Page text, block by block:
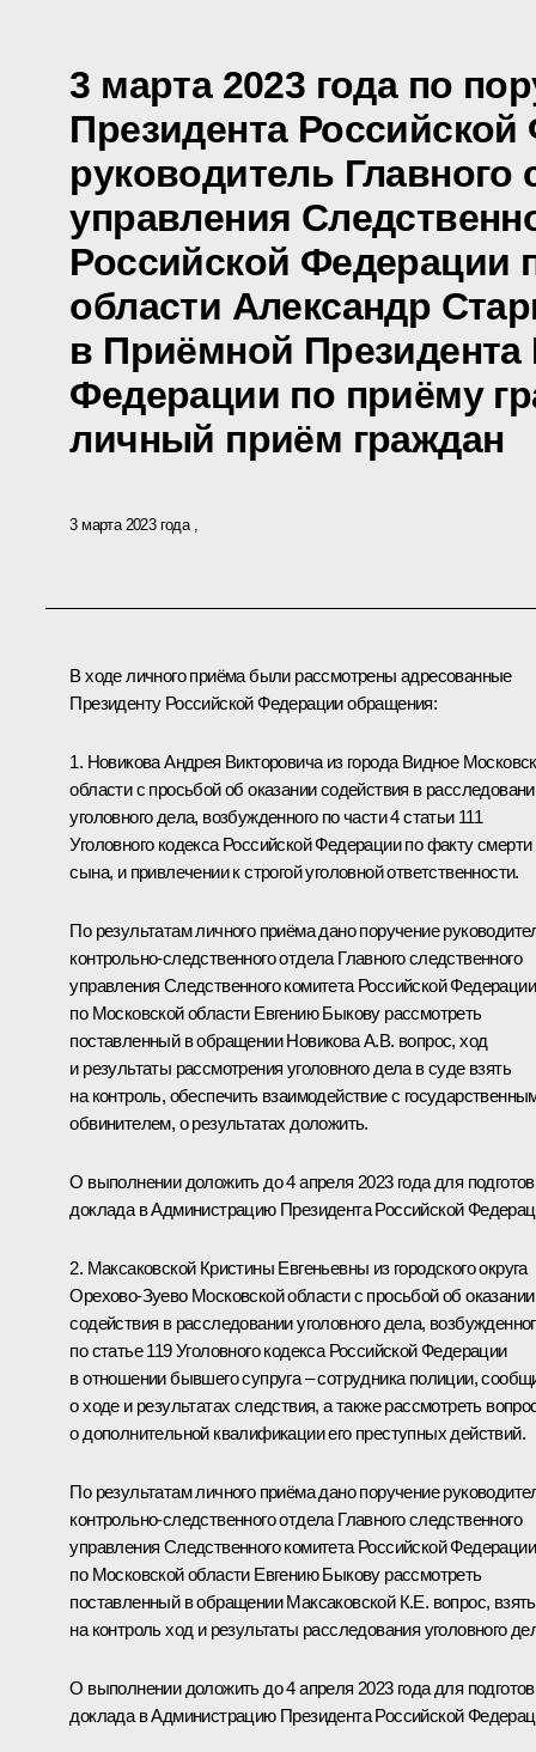
3 марта 2023 года по
Президента
руководитель Главного
управления
Российской Федерации
области Александр
в Приёмной Президента
Федерации по приёму
личный приём граждан
3 марта 2023 года
В ходе личного приёма были рассмотрены адресованные
Президенту Российской Федерации обращения:
1. Новикова Андрея Викторовича из города Видное
области с просьбой об оказании содействия в
уголовного дела, возбужденного по части 4 статьи 111
Уголовного кодекса Российской Федерации по факту смерти
сына, и привлечении к строгой уголовной ответственности.
По результатам личного приёма дано поручение
контрольно-следственного отдела Главного следственного
управления Следственного комитета Российской Федерации
по Московской области Евгению Быкову рассмотреть
поставленный в обращении Новикова А.В. вопрос, ход
и результаты рассмотрения уголовного дела в суде взять
на контроль, обеспечить взаимодействие с
обвинителем, о результатах доложить.
О выполнении доложить до 4 апреля 2023 года для
доклада в Администрацию Президента Российской
2. Максаковской Кристины Евгеньевны из городского округа
Орехово-Зуево Московской области с просьбой об оказании
содействия в расследовании уголовного дела,
по статье 119 Уголовного кодекса Российской Федерации
в отношении бывшего супруга – сотрудника полиции,
о ходе и результатах следствия, а также рассмотреть
о дополнительной квалификации его преступных действий.
По результатам личного приёма дано поручение
контрольно-следственного отдела Главного следственного
управления Следственного комитета Российской Федерации
по Московской области Евгению Быкову рассмотреть
поставленный в обращении Максаковской К.Е. вопрос, взять
на контроль ход и результаты расследования уголовного
О выполнении доложить до 4 апреля 2023 года для
доклада в Администрацию Президента Российской